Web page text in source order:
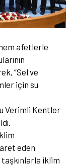
hem afetlerle
“Sel ve
için su
Verimli Kentler
eden
taşkınlarla iklim